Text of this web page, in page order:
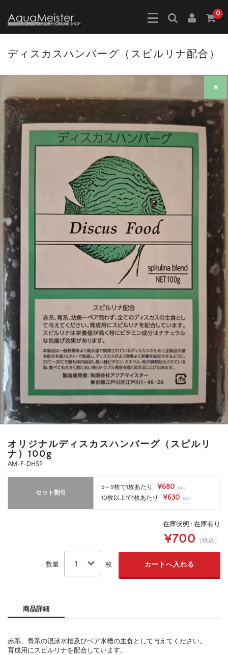
0
ディスカスハンバーグ（スピルリナ配合）
★
オリジナルディスカスハンバーグ（スピルリ
ナ）100g
AM-F-DHSP
セット割引
5～9枚で1枚あたり ¥680（税込）
10枚以上で1枚あたり ¥630（税込）
在庫状態 : 在庫有り
¥700 （税込）
数量 枚
商品詳細
赤系、青系の混泳水槽及びペア水槽の主食として与えてください。
育成用にスピルリナを配合しています。